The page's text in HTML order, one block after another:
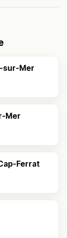
sur-Mer
Mer
Ferrat